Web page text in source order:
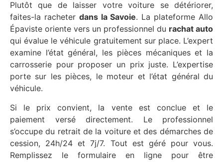
Plutôt que de laisser votre voiture se détériorer,
faites-la racheter dans la Savoie. La plateforme Allo
Épaviste oriente vers un professionnel du rachat auto
qui évalue le véhicule gratuitement sur place. L’expert
examine l’état général, les pièces mécaniques et la
carrosserie pour proposer un prix juste. L’expertise
porte sur les pièces, le moteur et l’état général du
véhicule.
Si le prix convient, la vente est conclue et le
paiement versé directement. Le professionnel
s’occupe du retrait de la voiture et des démarches de
cession, 24h/24 et 7j/7. Tout est géré pour vous.
Remplissez le formulaire en ligne pour être